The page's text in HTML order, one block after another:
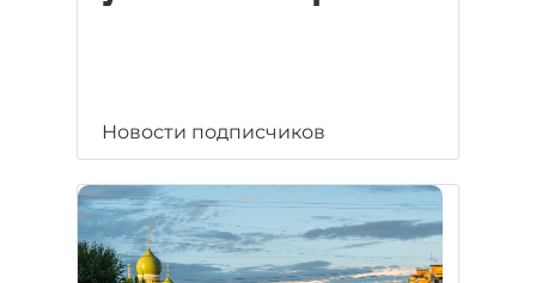
Новости подписчиков